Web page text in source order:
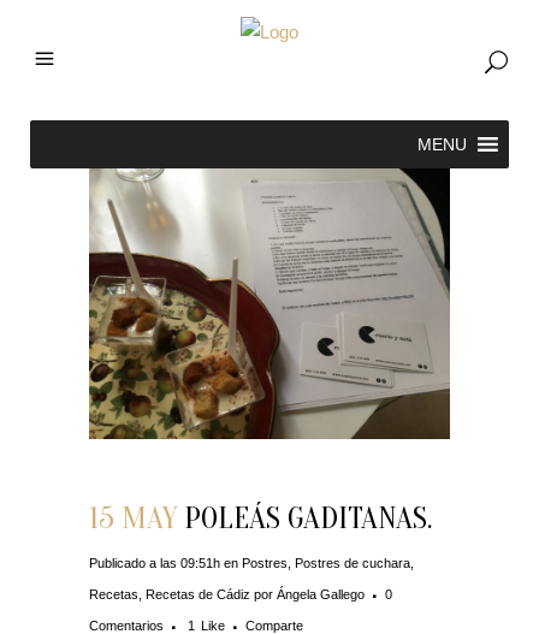
15 MAYPOLEÁS GADITANAS.
Publicado a las 09:51h en Postres Postres de cuchara
Recetas Recetas de Cádiz por Ángela Gallego 0
Comentarios 1 Like Comparte